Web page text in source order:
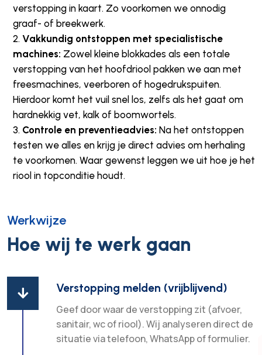
verstopping in kaart. Zo voorkomen we onnodig
graaf- of breekwerk.
Vakkundig ontstoppen met specialistische
machines: Zowel kleine blokkades als een totale
verstopping van het hoofdriool pakken we aan met
freesmachines, veerboren of hogedrukspuiten.
Hierdoor komt het vuil snel los, zelfs als het gaat om
hardnekkig vet, kalk of boomwortels.
Controle en preventieadvies: Na het ontstoppen
testen we alles en krijg je direct advies om herhaling
te voorkomen. Waar gewenst leggen we uit hoe je het
riool in topconditie houdt.
Werkwijze
Hoe wij te werk gaan
 Verstopping melden (vrijblijvend)
Geef door waar de verstopping zit (afvoer,
sanitair, wc of riool). Wij analyseren direct de
situatie via telefoon, WhatsApp of formulier.